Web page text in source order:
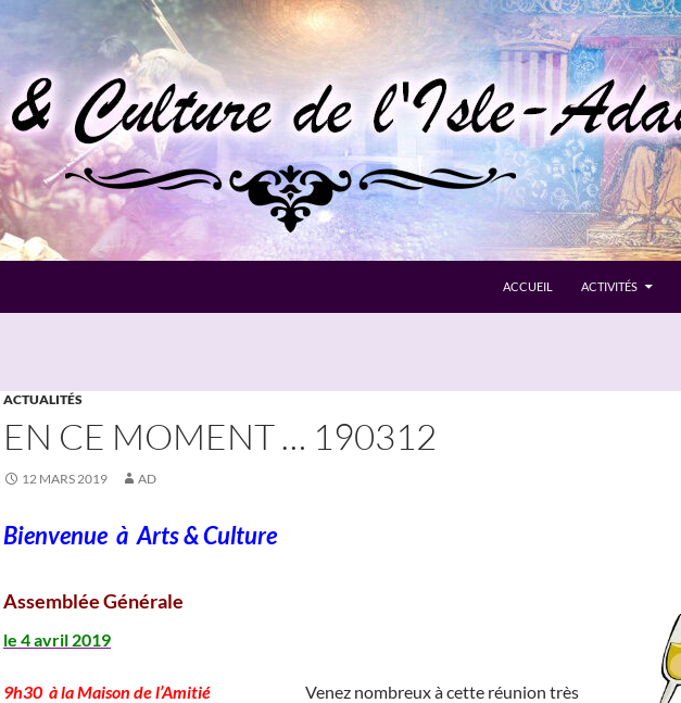
ACCUEIL ACTIVITÉS
ACTUALITÉS
EN CE MOMENT … 190312
12 MARS 2019 AD
Bienvenue àArts & Culture
Assemblée Générale
le 4 avril 2019
9h30 à la Maison de l’Amitié
Venez nombreux à cette réunion très